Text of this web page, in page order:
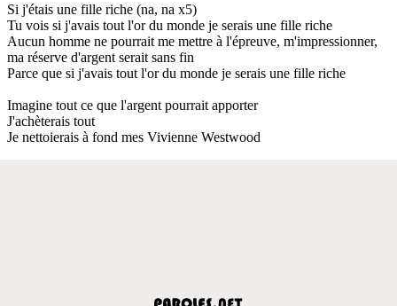
Si j'étais une fille riche (na, na x5)
Tu vois si j'avais tout l'or du monde je serais une fille riche
Aucun homme ne pourrait me mettre à l'épreuve, m'impressionner,
ma réserve d'argent serait sans fin
Parce que si j'avais tout l'or du monde je serais une fille riche
Imagine tout ce que l'argent pourrait apporter
J'achèterais tout
Je nettoierais à fond mes Vivienne Westwood